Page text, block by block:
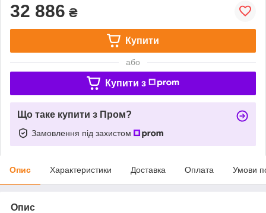
32 886 ₴
Купити
або
Купити з
Що таке купити з Пром?
Замовлення під захистом
Опис Характеристики Доставка Оплата Умови
Опис